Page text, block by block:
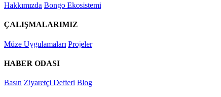
Hakkımızda Bongo Ekosistemi
ÇALIŞMALARIMIZ
Müze Uygulamaları Projeler
HABER ODASI
Basın Ziyaretçi Defteri Blog